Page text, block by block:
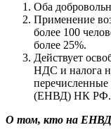
Оба
Применение
более 100
более 25%.
Действует
НДС и налога
(ЕНВД) НК РФ.
О том, кто на